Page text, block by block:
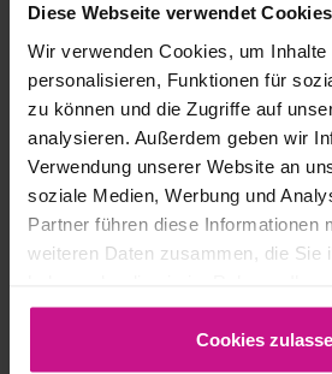
Diese Webseite verwendet Cookies
Wir verwenden Cookies, um Inhalte
personalisieren, Funktionen für
zu können und die Zugriffe auf
analysieren. Außerdem geben wir
Verwendung unserer Website an
soziale Medien, Werbung und
Partner führen diese Informationen
weiteren Daten zusammen, die Sie
gesammelt haben.
Cookies
UND
SYSTEM
Name
E-Mail-Adresse*
Unternehmen